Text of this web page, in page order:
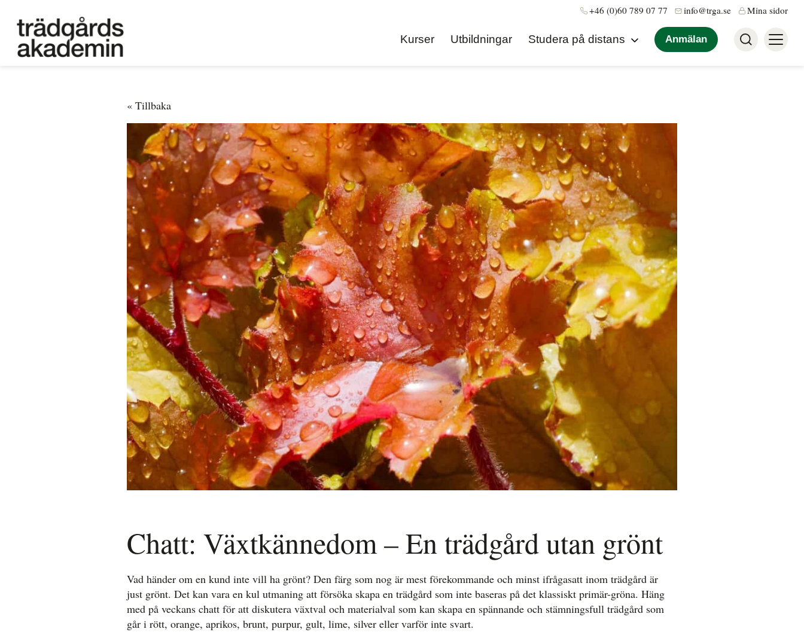
+46 (0)60 789 07 77 info@trga.se Mina sidor
Kurser Utbildningar Studera på distans Anmälan
Chatt: Växtkännedom – En trädgård utan grönt
Vad händer om en kund inte vill ha grönt? Den färg som nog är mest förekommande och minst ifrågasatt inom trädgård är
just grönt. Det kan vara en kul utmaning att försöka skapa en trädgård som inte baseras på det klassiskt primär-gröna. Häng
med på veckans chatt för att diskutera växtval och materialval som kan skapa en spännande och stämningsfull trädgård som
går i rött, orange, aprikos, brunt, purpur, gult, lime, silver eller varför inte svart.